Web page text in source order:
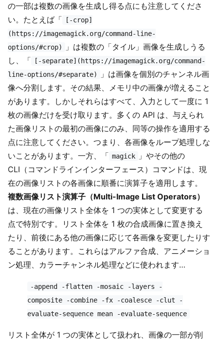
の一部は複数の画像を生成し得る点にも注意してくださ
い。たとえば「
[-crop]
(https://imagemagick.org/command-line-
options/#crop)
」は複数の「タイル」画像を生成しうる
し、「
[-separate](https://imagemagick.org/command-
line-options/#separate)
」は画像を個別のチャンネル画
像へ分割します。その結果、メモリ中の画像が増えること
があります。しかしそれらはすべて、入力として一度に 1
枚の画像だけを受け取ります。多くの API は、与えられ
た画像リストの最初の画像にのみ、同等の操作を適用する
点に注意してください。つまり、各画像をループ処理しな
いことがあります。一方、「 magick
」やその他の
CLI（コマンドラインインターフェース）コマンドは、現
在の画像リストの各画像に順番に演算子を適用します。
複数画像リスト演算子（Multi-Image List Operators）
は、現在の画像リスト全体を 1 つの実体として変更する
点で特別です。リスト全体を 1 枚の合成画像に置き換え
たり、前後にある他の画像に応じて各画像を変更したりす
ることがあります。これらはアルファ合成、アニメーショ
ン処理、カラーチャンネル処理などに使われます…
-append -flatten -mosaic -layers -
composite -combine -fx -coalesce -clut -
evaluate-sequence mean -evaluate-sequence
リスト全体が 1 つの実体として扱われ、画像の一部が削